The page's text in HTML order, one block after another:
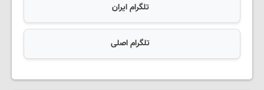
تلگرام ایران
تلگرام اصلی